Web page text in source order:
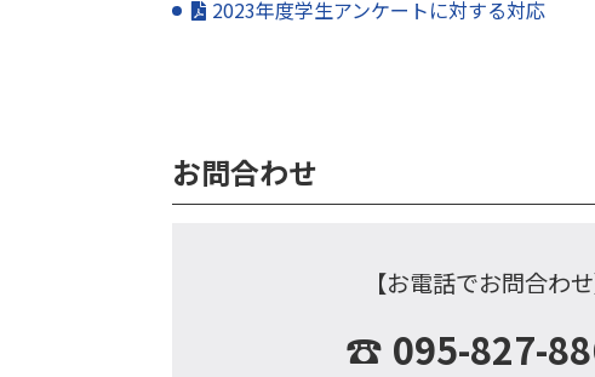
2023年度学生アンケートに対する対応
お問合わせ
【お電話でお問合わせ
☎ 095-827-